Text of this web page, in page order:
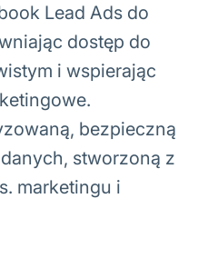
Lead Ads do
dostęp do
i wspierając
bezpieczną
stworzoną z
marketingu i